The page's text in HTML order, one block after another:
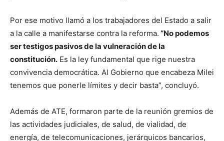
Por ese motivo llamó a los trabajadores del Estado a salir
a la calle a manifestarse contra la reforma. “No podemos
ser testigos pasivos de la vulneración de la
constitución. Es la ley fundamental que rige nuestra
convivencia democrática. Al Gobierno que encabeza Milei
tenemos que ponerle límites y decir basta”, concluyó.
Además de ATE, formaron parte de la reunión gremios de
las actividades judiciales, de salud, de vialidad, de
energía, de telecomunicaciones, jerárquicos bancarios,